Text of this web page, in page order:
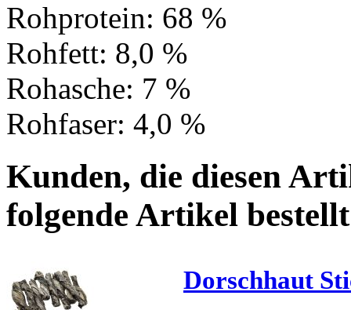
Rohprotein: 68 %
Rohfett: 8,0 %
Rohasche: 7 %
Rohfaser: 4,0 %
Kunden, die diesen
folgende Artikel
Dorschhaut